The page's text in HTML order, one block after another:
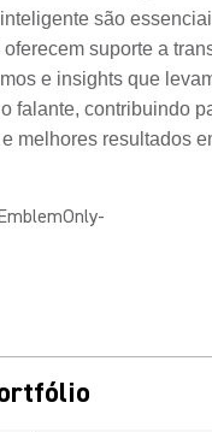
são
suporte a
e insights que
falante, contribuindo
melhores resultados